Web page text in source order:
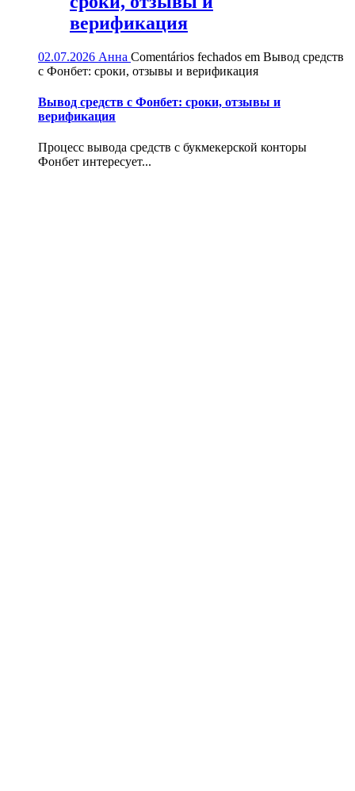
верификация
02.07.2026 Анна Comentários fechados em Вывод средств
с Фонбет: сроки, отзывы и верификация
Вывод средств с Фонбет: сроки, отзывы и
верификация
Процесс вывода средств с букмекерской конторы
Фонбет интересует...